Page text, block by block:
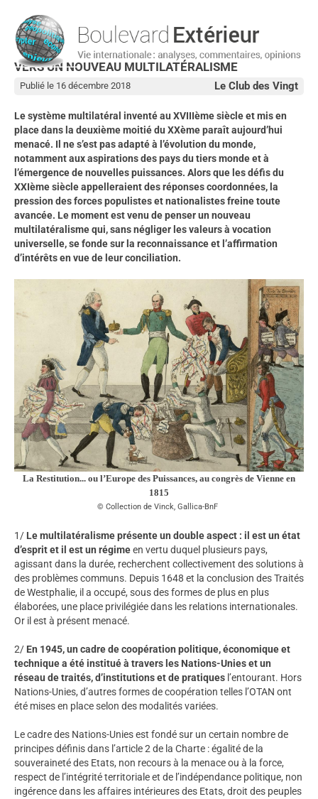
VERS UN NOUVEAU MULTILATÉRALISME
Le Club des Vingt
Publié le 16 décembre 2018
Le système multilatéral inventé au XVIIIème siècle et mis en
place dans la deuxième moitié du XXème paraît aujourd’hui
menacé. Il ne s’est pas adapté à l’évolution du monde,
notamment aux aspirations des pays du tiers monde et à
l’émergence de nouvelles puissances. Alors que les défis du
XXIème siècle appelleraient des réponses coordonnées, la
pression des forces populistes et nationalistes freine toute
avancée. Le moment est venu de penser un nouveau
multilatéralisme qui, sans négliger les valeurs à vocation
universelle, se fonde sur la reconnaissance et l’affirmation
d’intérêts en vue de leur conciliation.
La Restitution... ou l’Europe des Puissances, au congrès de Vienne en
1815
Collection de Vinck, Gallica-BnF
1/ Le multilatéralisme présente un double aspect : il est un état
d’esprit et il est un régimeen vertu duquel plusieurs pays,
agissant dans la durée, recherchent collectivement des solutions à
des problèmes communs. Depuis 1648 et la conclusion des Traités
de Westphalie, il a occupé, sous des formes de plus en plus
élaborées, une place privilégiée dans les relations internationales.
Or il est à présent menacé.
2/ En 1945, un cadre de coopération politique, économique et
technique a été institué à travers les Nations-Unies et un
réseau de traités, d’institutions et de pratiques l’entourant. Hors
Nations-Unies, d’autres formes de coopération telles l’OTAN ont
été mises en place selon des modalités variées.
Le cadre des Nations-Unies est fondé sur un certain nombre de
principes définis dans l’article 2 de la Charte : égalité de la
souveraineté des Etats, non recours à la menace ou à la force,
respect de l’intégrité territoriale et de l’indépendance politique, non
ingérence dans les affaires intérieures des Etats, droit des peuples